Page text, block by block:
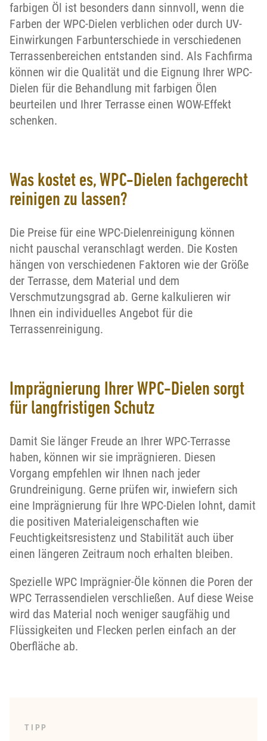
farbigen Öl ist besonders dann sinnvoll, wenn die
Farben der WPC-Dielen verblichen oder durch UV-
Einwirkungen Farbunterschiede in verschiedenen
Terrassenbereichen entstanden sind. Als Fachfirma
können wir die Qualität und die Eignung Ihrer WPC-
Dielen für die Behandlung mit farbigen Ölen
beurteilen und Ihrer Terrasse einen WOW-Effekt
schenken.
Was kostet es, WPC-Dielen fachgerecht
reinigen zu lassen?
Die Preise für eine WPC-Dielenreinigung können
nicht pauschal veranschlagt werden. Die Kosten
hängen von verschiedenen Faktoren wie der Größe
der Terrasse, dem Material und dem
Verschmutzungsgrad ab. Gerne kalkulieren wir
Ihnen ein individuelles Angebot für die
Terrassenreinigung.
Imprägnierung Ihrer WPC-Dielen sorgt
für langfristigen Schutz
Damit Sie länger Freude an Ihrer WPC-Terrasse
haben, können wir sie imprägnieren. Diesen
Vorgang empfehlen wir Ihnen nach jeder
Grundreinigung. Gerne prüfen wir, inwiefern sich
eine Imprägnierung für Ihre WPC-Dielen lohnt, damit
die positiven Materialeigenschaften wie
Feuchtigkeitsresistenz und Stabilität auch über
einen längeren Zeitraum noch erhalten bleiben.
Spezielle WPC Imprägnier-Öle können die Poren der
WPC Terrassendielen verschließen. Auf diese Weise
wird das Material noch weniger saugfähig und
Flüssigkeiten und Flecken perlen einfach an der
Oberfläche ab.
TIPP